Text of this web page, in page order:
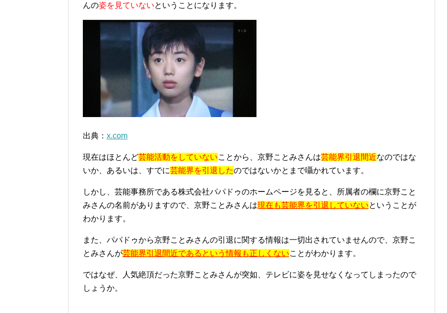
んの姿を見ていないということになります。
出典： x.com
現在はほとんど芸能活動をしていないことから、京野ことみさんは芸能界引退間近なのではな
いか、あるいは、すでに芸能界を引退したのではないかとまで囁かれています。
しかし、芸能事務所である株式会社パパドゥのホームページを見ると、所属者の欄に京野こと
みさんの名前がありますので、京野ことみさんは現在も芸能界を引退していないということが
わかります。
また、パパドゥから京野ことみさんの引退に関する情報は一切出されていませんので、京野こ
とみさんが芸能界引退間近であるという情報も正しくないことがわかります。
ではなぜ、人気絶頂だった京野ことみさんが突如、テレビに姿を見せなくなってしまったので
しょうか。